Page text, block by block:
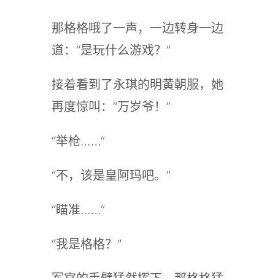
那格格哦了一声，一边转身一边
道：“是玩什么游戏？”
接着看到了永琪的明黄朝服，她
再度惊叫：“万岁爷！”
“举枪……”
“不，该是皇阿玛吧。”
“瞄准……”
“我是格格？”